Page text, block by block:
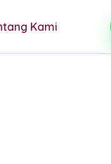
Kami